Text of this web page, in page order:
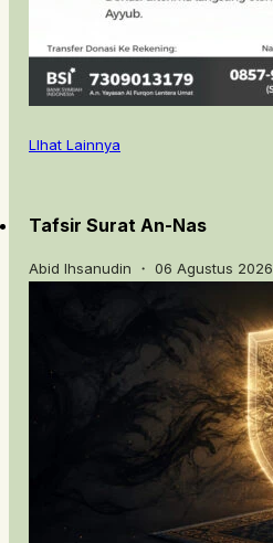
LIhat Lainnya
Tafsir Surat An-Nas
Abid Ihsanudin ・ 06 Agustus 2026